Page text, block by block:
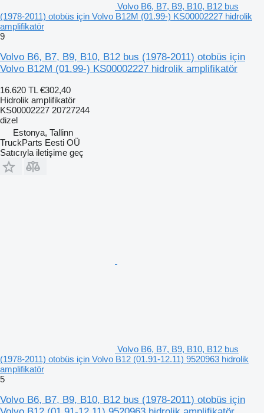
Volvo B6, B7, B9, B10, B12 bus
(1978-2011) otobüs için Volvo B12M (01.99-) KS00002227 hidrolik
amplifikatör
9
Volvo B6, B7, B9, B10, B12 bus (1978-2011) otobüs için
Volvo B12M (01.99-) KS00002227 hidrolik amplifikatör
16.620 TL €302,40
Hidrolik amplifikatör
KS00002227 20727244
dizel
Estonya, Tallinn
TruckParts Eesti OÜ
Satıcıyla iletişime geç
Volvo B6, B7, B9, B10, B12 bus
(1978-2011) otobüs için Volvo B12 (01.91-12.11) 9520963 hidrolik
amplifikatör
5
Volvo B6, B7, B9, B10, B12 bus (1978-2011) otobüs için